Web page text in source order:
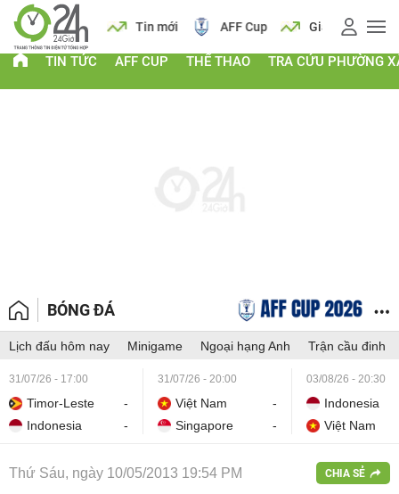
Lịch Tin mới AFF Cup Giá vàng
TIN TỨC AFF CUP THỂ THAO TRA CỨU PHƯỜNG
BÓNG ĐÁ
Lịch đấu hôm nay Minigame Ngoại hạng Anh Trận cầu đinh
31/07/26 - 17:00
Timor-Leste
-
Indonesia
-
31/07/26 - 20:00
Việt Nam
-
Singapore
-
03/08/26 - 20:30
Indonesia
Việt Nam
Thứ Sáu, ngày 10/05/2013 19:54 PM CHIA SẺ